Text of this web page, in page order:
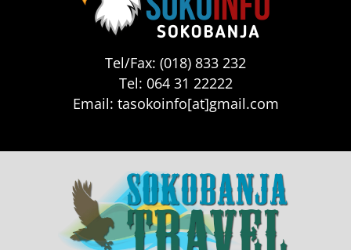
Tel/Fax: (018) 833 232
Tel: 064 31 22222
Email: tasokoinfo[at]gmail.com